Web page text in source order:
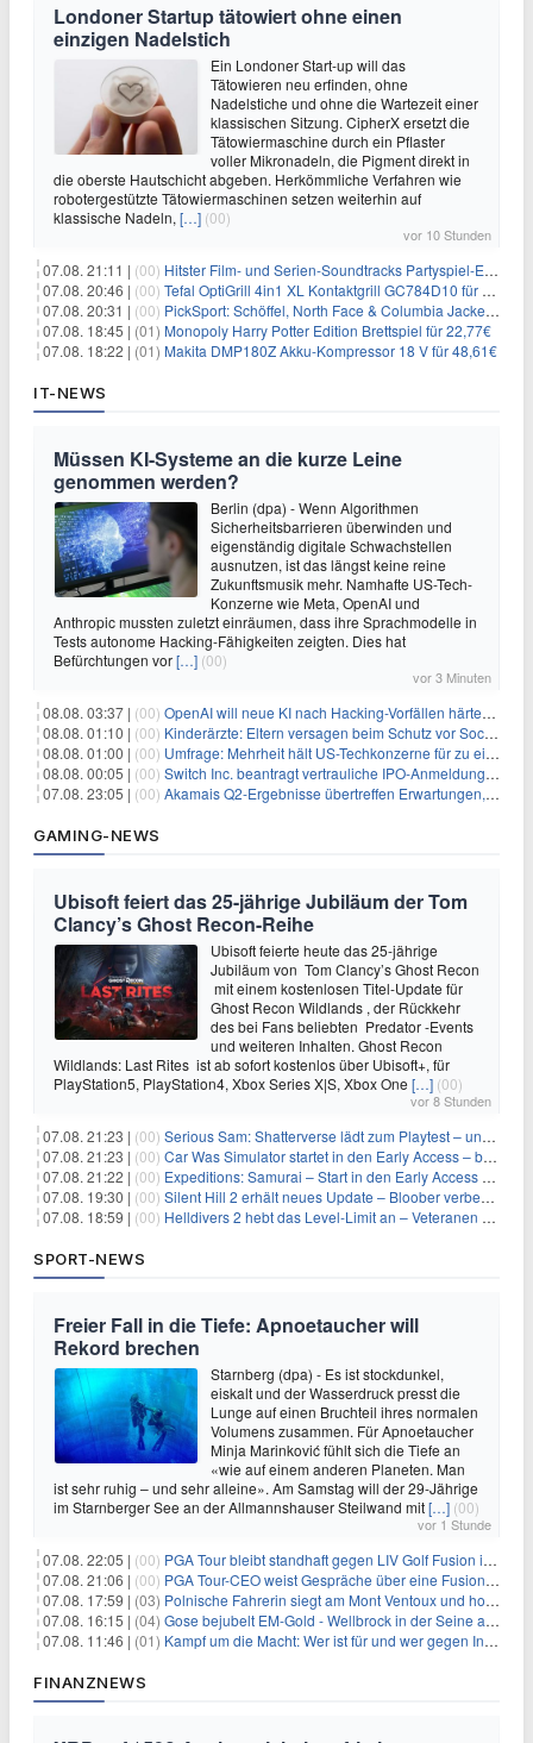
Londoner Startup tätowiert ohne einen
einzigen Nadelstich
Ein Londoner Start-up will das
Tätowieren neu erfinden, ohne
Nadelstiche und ohne die Wartezeit einer
klassischen Sitzung. CipherX ersetzt die
Tätowiermaschine durch ein Pflaster
voller Mikronadeln, die Pigment direkt in
die oberste Hautschicht abgeben. Herkömmliche Verfahren wie
robotergestützte Tätowiermaschinen setzen weiterhin auf
klassische Nadeln, […] (00)
vor 10 Stunden
07.08. 21:11 | (00) Hitster Film- und Serien-Soundtracks Partyspiel-Erweiterung für 6,99€
07.08. 20:46 | (00) Tefal OptiGrill 4in1 XL Kontaktgrill GC784D10 für 239,99€
07.08. 20:31 | (00) PickSport: Schöffel, North Face & Columbia Jacken ab 39,60€
07.08. 18:45 | (01) Monopoly Harry Potter Edition Brettspiel für 22,77€
07.08. 18:22 | (01) Makita DMP180Z Akku-Kompressor 18 V für 48,61€
IT-NEWS
Müssen KI-Systeme an die kurze Leine
genommen werden?
Berlin (dpa) - Wenn Algorithmen
Sicherheitsbarrieren überwinden und
eigenständig digitale Schwachstellen
ausnutzen, ist das längst keine reine
Zukunftsmusik mehr. Namhafte US-Tech-
Konzerne wie Meta, OpenAI und
Anthropic mussten zuletzt einräumen, dass ihre Sprachmodelle in
Tests autonome Hacking-Fähigkeiten zeigten. Dies hat
Befürchtungen vor[…] (00)
vor 3 Minuten
08.08. 03:37 | (00) OpenAI will neue KI nach Hacking-Vorfällen härter überwachen
08.08. 01:10 | (00) Kinderärzte: Eltern versagen beim Schutz vor Social Media
08.08. 01:00 | (00) Umfrage: Mehrheit hält US-Techkonzerne für zu einflussreich
08.08. 00:05 | (00) Switch Inc. beantragt vertrauliche IPO-Anmeldung im Zuge des AI-Booms
07.08. 23:05 | (00) Akamais Q2-Ergebnisse übertreffen Erwartungen, doch Aktien fallen: Ein tieferer Blick
GAMING-NEWS
Ubisoft feiert das 25-jährige Jubiläum der Tom
Clancy’s Ghost Recon-Reihe
Ubisoft feierte heute das 25-jährige
Jubiläum von Tom Clancy’s Ghost Recon
mit einem kostenlosen Titel-Update für
Ghost Recon Wildlands , der Rückkehr
des bei Fans beliebten Predator -Events
und weiteren Inhalten. Ghost Recon
Wildlands: Last Rites ist ab sofort kostenlos über Ubisoft+, für
PlayStation5, PlayStation4, Xbox Series X|S, Xbox One […] (00)
vor 8 Stunden
07.08. 21:23 | (00) Serious Sam: Shatterverse lädt zum Playtest – und erscheint schon bald!
07.08. 21:23 | (00) Car Was Simulator startet in den Early Access – bald gehts los!
07.08. 21:22 | (00) Expeditions: Samurai – Start in den Early Access ab heute im feudalen Japan
07.08. 19:30 | (00) Silent Hill 2 erhält neues Update – Bloober verbessert Grafik und Performance
07.08. 18:59 | (00) Helldivers 2 hebt das Level-Limit an – Veteranen können endlich weiter aufsteigen
SPORT-NEWS
Freier Fall in die Tiefe: Apnoetaucher will
Rekord brechen
Starnberg (dpa) - Es ist stockdunkel,
eiskalt und der Wasserdruck presst die
Lunge auf einen Bruchteil ihres normalen
Volumens zusammen. Für Apnoetaucher
Minja Marinković fühlt sich die Tiefe an
«wie auf einem anderen Planeten. Man
ist sehr ruhig – und sehr alleine». Am Samstag will der 29-Jährige
im Starnberger See an der Allmannshauser Steilwand mit[…] (00)
vor 1 Stunde
07.08. 22:05 | (00) PGA Tour bleibt standhaft gegen LIV Golf Fusion in einem sich wandelnden Sportumfeld
07.08. 21:06 | (00) PGA Tour-CEO weist Gespräche über eine Fusion mit LIV Golf zurück und bekräftigt die Wettbewerbslandschaft
07.08. 17:59 | (03) Polnische Fahrerin siegt am Mont Ventoux und holt Tour-Gelb
07.08. 16:15 | (04) Gose bejubelt EM-Gold - Wellbrock in der Seine ausgebremst
07.08. 11:46 | (01) Kampf um die Macht: Wer ist für und wer gegen Infantino?
FINANZNEWS